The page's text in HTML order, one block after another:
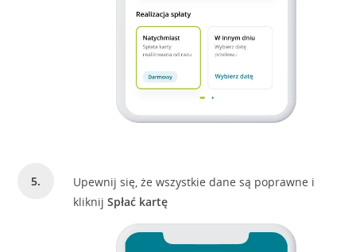
Upewnij się, że wszystkie dane są poprawne i
kliknijSpłać kartę